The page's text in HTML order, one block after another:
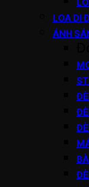
LOA DI
ÁNH